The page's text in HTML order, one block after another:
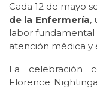
Cada 12 de mayo
de la Enfermería,
labor fundamental
atención médica y
La celebración
Florence